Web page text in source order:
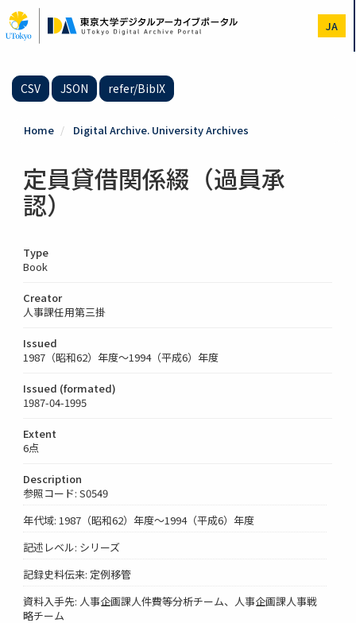
to
main
JA
CSV JSON refer/BibIX
Home Digital Archive. University Archives
定員貸借関係綴（過員承
認）
Type
Book
Creator
人事課任用第三掛
Issued
1987（昭和62）年度～1994（平成6）年度
Issued (formated)
1987-04-1995
Extent
6点
Description
参照コード: S0549
年代域: 1987（昭和62）年度～1994（平成6）年度
記述レベル: シリーズ
記録史料伝来: 定例移管
資料入手先: 人事企画課人件費等分析チーム、人事企画課人事戦
略チーム